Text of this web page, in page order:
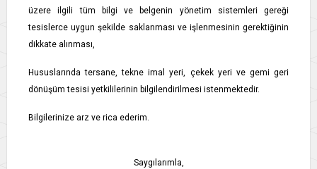
üzere ilgili tüm bilgi ve belgenin yönetim sistemleri gereği
tesislerce uygun şekilde saklanması ve işlenmesinin gerektiğinin
dikkate alınması,
Hususlarında tersane, tekne imal yeri, çekek yeri ve gemi geri
dönüşüm tesisi yetkililerinin bilgilendirilmesi istenmektedir.
Bilgilerinize arz ve rica ederim.
Saygılarımla,